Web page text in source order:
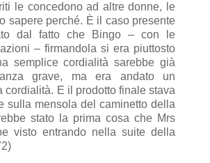
le concedono ad altre donne, le
sapere perché. È il caso presente
dal fatto che Bingo – con le
– firmandola si era piuttosto
semplice cordialità sarebbe già
grave, ma era andato un
cordialità. E il prodotto finale stava
sulla mensola del caminetto della
stato la prima cosa che Mrs
visto entrando nella suite della